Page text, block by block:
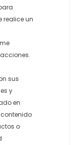
realice un
sus
y
en
o